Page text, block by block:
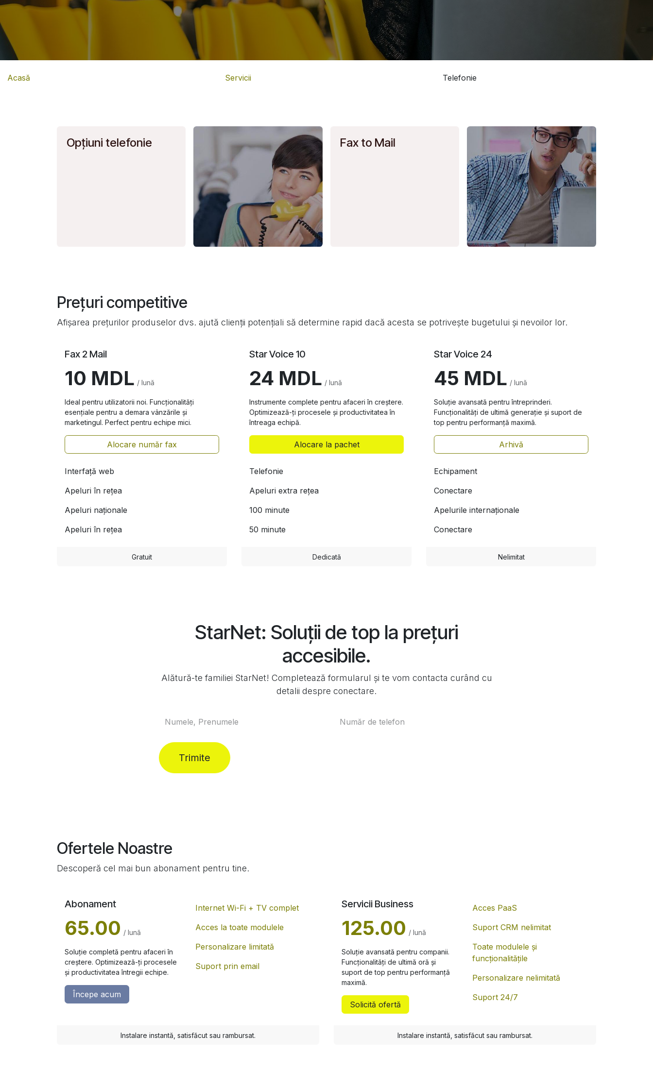
Acasă Servicii Telefonie
Opțiuni telefonie Fax to Mail
Prețuri competitive
Afișarea prețurilor produselor dvs. ajută clienții potențiali să determine rapid dacă acesta se potrivește bugetului și nevoilor lor.
Fax 2 Mail
10 MDL / lună
Ideal pentru utilizatorii noi. Funcționalități
esențiale pentru a demara vânzările și
marketingul. Perfect pentru echipe mici.
Alocare număr fax
Interfață web
Apeluri în reţea
Apeluri naţionale
Apeluri în rețea
Gratuit
Star Voice 10
24 MDL / lună
Instrumente complete pentru afaceri în creștere.
Optimizează-ți procesele și productivitatea în
întreaga echipă.
Alocare la pachet
Telefonie
Apeluri extra rețea
100 minute
50 minute
Dedicată
Star Voice 24
45 MDL / lună
Soluție avansată pentru întreprinderi.
Funcționalități de ultimă generație și suport de
top pentru performanță maximă.
Arhivă
Echipament
Conectare
Apelurile internaționale
Conectare
Nelimitat
StarNet: Soluții de top la prețuri
accesibile.
Alătură-te familiei StarNet! Completează formularul și te vom contacta curând cu
detalii despre conectare.
Trimite
Ofertele Noastre
Descoperă cel mai bun abonament pentru tine.
Abonament
65.00 / lună
Soluție completă pentru afaceri în
creștere. Optimizează-ți procesele
și productivitatea întregii echipe.
Începe acum
Internet Wi-Fi + TV complet
Acces la toate modulele
Personalizare limitată
Suport prin email
Instalare instantă, satisfăcut sau rambursat.
Servicii Business
125.00 / lună
Soluție avansată pentru companii.
Funcționalități de ultimă oră și
suport de top pentru performanță
maximă.
Solicită ofertă
Acces PaaS
Suport CRM nelimitat
Toate modulele și
funcționalitățile
Personalizare nelimitată
Suport 24/7
Instalare instantă, satisfăcut sau rambursat.